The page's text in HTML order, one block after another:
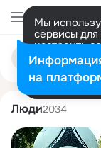
Мы
сервисы для
настроить
Разрешить
Поиск
людям
danil rudakov
Люди2034
на